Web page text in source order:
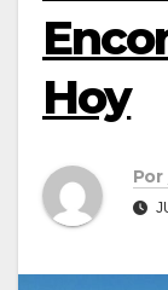
Hoy
Por